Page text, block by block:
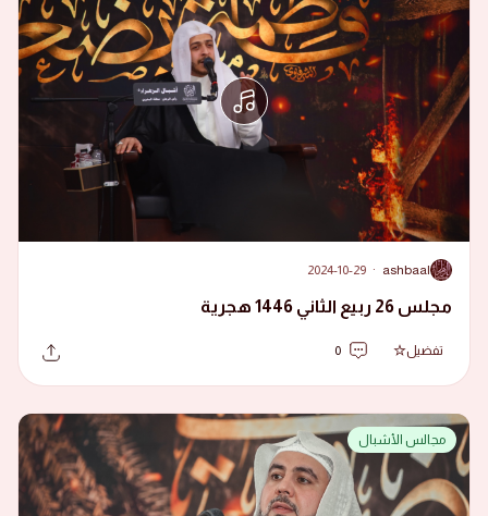
A
ashbaal
·
2024-10-29
مجلس 26 ربيع الثاني 1446 هجرية
تفضيل 0
مجالس الأشبال